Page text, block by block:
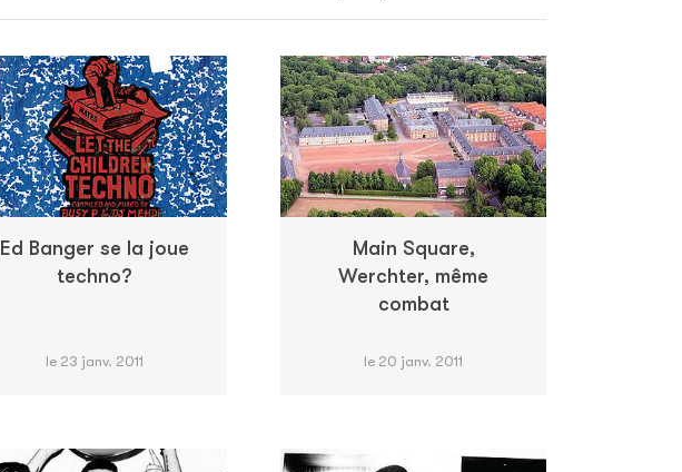
Ed Banger se la joue
techno?
le 23 janv. 2011
Main Square,
Werchter, même
combat
le 20 janv. 2011